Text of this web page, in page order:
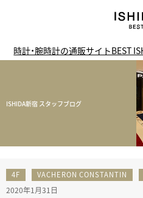
時計・腕時計の通販サイトBEST
ISHIDA新宿 スタッフブログ
4F VACHERON CONSTANTIN
2020年1月31日